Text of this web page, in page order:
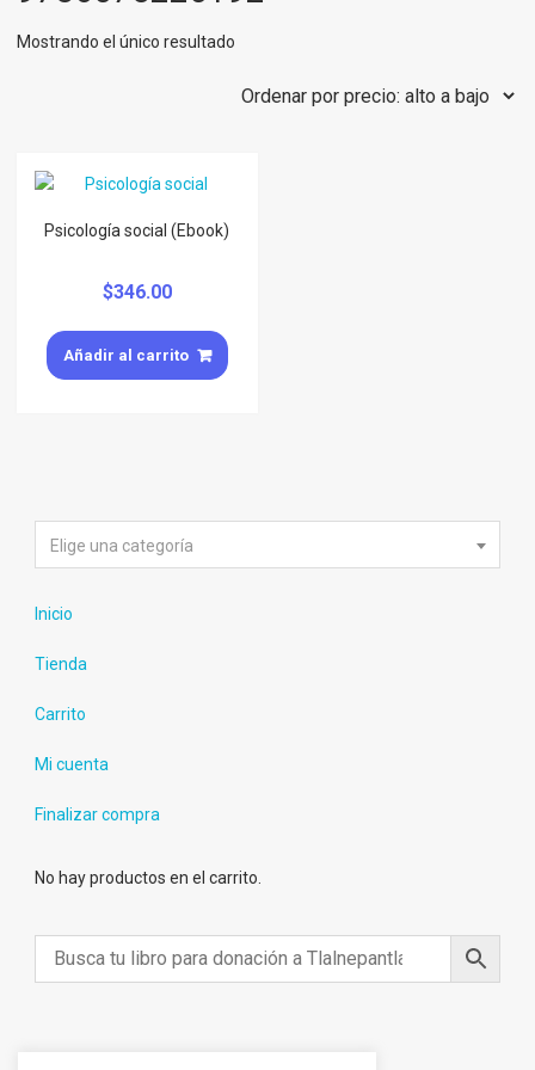
Mostrando el único resultado
Psicología social (Ebook)
$346.00
Añadir al carrito
Elige una categoría
Inicio
Tienda
Carrito
Mi cuenta
Finalizar compra
No hay productos en el carrito.